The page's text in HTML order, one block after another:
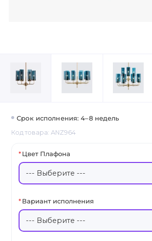
Срок исполнения: 4–8 недель
Код товара: ANZ964
Цвет Плафона
Вариант исполнения